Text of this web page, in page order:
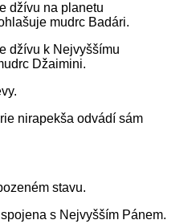
džívu na planetu
mudrc Badári.
džívu k Nejvyššímu
Džaimini.
nirapekša odvádí sám
stavu.
s Nejvyšším Pánem.